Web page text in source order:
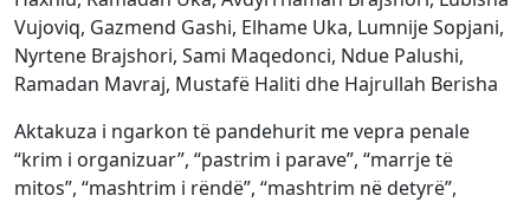
Vujoviq, Gazmend Gashi, Elhame Uka, Lumnije Sopjani,
Nyrtene Brajshori, Sami Maqedonci, Ndue Palushi,
Ramadan Mavraj, Mustafë Haliti dhe Hajrullah Berisha
Aktakuza i ngarkon të pandehurit me vepra penale
“krim i organizuar”, “pastrim i parave”, “marrje të
mitos”, “mashtrim i rëndë”, “mashtrim në detyrë”,